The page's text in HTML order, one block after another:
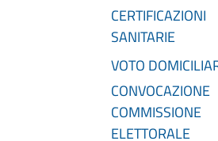
CERTIFICAZIONI
SANITARIE
VOTO
CONVOCAZIONE
COMMISSIONE
ELETTORALE